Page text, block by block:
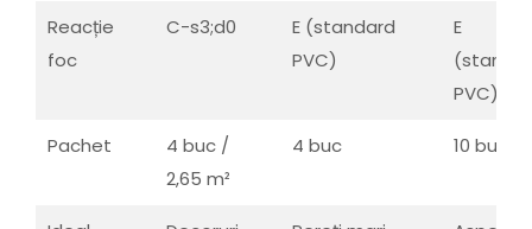
Reacție
foc
C-s3;d0
E (standard
PVC)
E
PVC)
Pachet
4 buc /
2,65 m²
4 buc 10 buc